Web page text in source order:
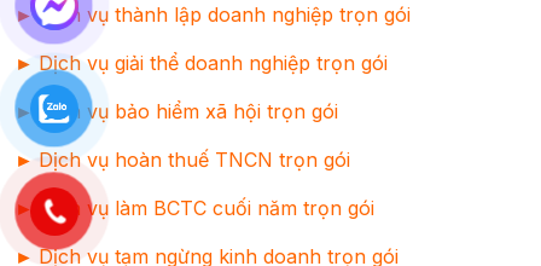
►Dịch vụ thành lập doanh nghiệp trọn gói
► Dịch vụ giải thể doanh nghiệp trọn gói
► Dịch vụ bảo hiểm xã hội trọn gói
► Dịch vụ hoàn thuế TNCN trọn gói
► Dịch vụ làm BCTC cuối năm trọn gói
►Dịch vụ tạm ngừng kinh doanh trọn gói